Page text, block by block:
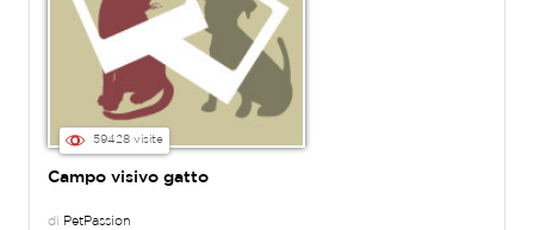
59428 visite
Campo visivo gatto
di PetPassion